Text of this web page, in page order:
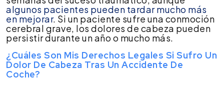
algunos pacientes pueden tardar mucho más
en mejorar. Si un paciente sufre una conmoción
cerebral grave, los dolores de cabeza pueden
persistir durante un año o mucho más.
¿Cuáles Son Mis Derechos Legales Si Sufro Un
Dolor De Cabeza Tras Un Accidente De
Coche?